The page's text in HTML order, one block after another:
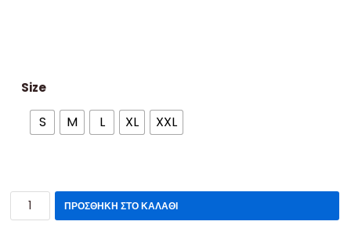
Size
S M L XL XXL
ΠΡΟΣΘΉΚΗ ΣΤΟ ΚΑΛΆΘΙ